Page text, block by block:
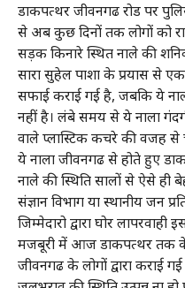
डाकपत्थर जीवनगढ रोड पर
से अब कुछ दिनों तक लोगों को
सड़क किनारे स्थित नाले की
सारा सुहेल पाशा के प्रयास से
सफाई कराई गई है, जबकि ये
नहीं है। लंबे समय से ये नाला
वाले प्लास्टिक कचरे की वजह से
ये नाला जीवनगढ से होते हुए
नाले की स्थिति सालों से ऐसे ही
संज्ञान विभाग या स्थानीय जन
जिम्मेदारो द्वारा घोर
मजबूरी में आज डाकपत्थर तक
जीवनगढ के लोगों द्वारा कराई